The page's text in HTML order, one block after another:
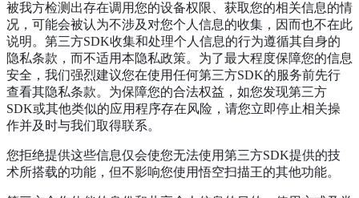
被我方检测出存在调用您的设备权限、获取您的相关信息的情
况，可能会被认为不涉及对您个人信息的收集，因而也不在此
说明。第三方SDK收集和处理个人信息的行为遵循其自身的
隐私条款，而不适用本隐私政策。为了最大程度保障您的信息
安全，我们强烈建议您在使用任何第三方SDK的服务前先行
查看其隐私条款。为保障您的合法权益，如您发现第三方
SDK或其他类似的应用程序存在风险，请您立即停止相关操
作并及时与我们取得联系。
您拒绝提供这些信息仅会使您无法使用第三方SDK提供的技
术所搭载的功能，但不影响您使用悟空扫描王的其他功能。